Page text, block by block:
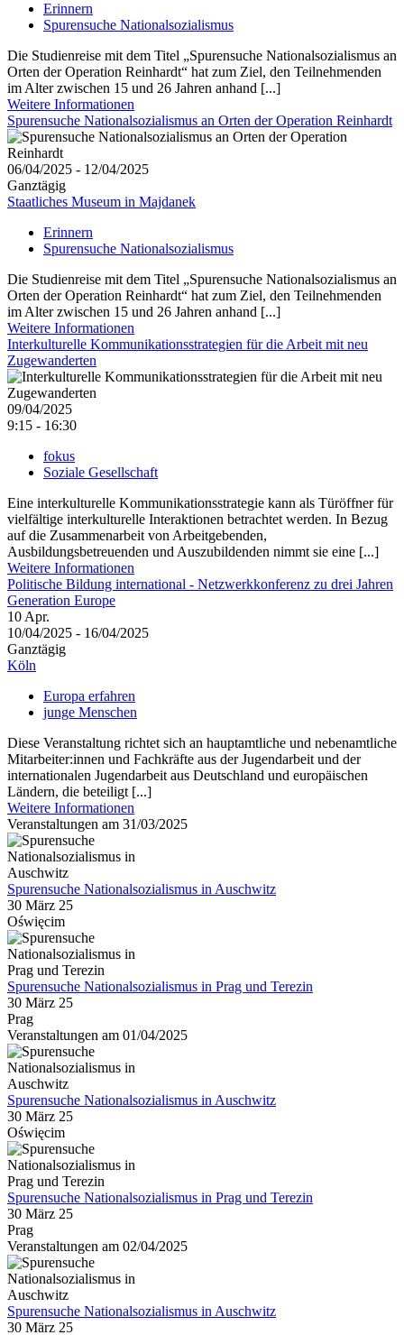
Erinnern
Spurensuche Nationalsozialismus
Die Studienreise mit dem Titel „Spurensuche Nationalsozialismus an
Orten der Operation Reinhardt“ hat zum Ziel, den Teilnehmenden
im Alter zwischen 15 und 26 Jahren anhand [...]
Weitere Informationen
Spurensuche Nationalsozialismus an Orten der Operation Reinhardt
06/04/2025 - 12/04/2025
Ganztägig
Staatliches Museum in Majdanek
Erinnern
Spurensuche Nationalsozialismus
Die Studienreise mit dem Titel „Spurensuche Nationalsozialismus an
Orten der Operation Reinhardt“ hat zum Ziel, den Teilnehmenden
im Alter zwischen 15 und 26 Jahren anhand [...]
Weitere Informationen
Interkulturelle Kommunikationsstrategien für die Arbeit mit neu
Zugewanderten
09/04/2025
9:15 - 16:30
fokus
Soziale Gesellschaft
Eine interkulturelle Kommunikationsstrategie kann als Türöffner für
vielfältige interkulturelle Interaktionen betrachtet werden. In Bezug
auf die Zusammenarbeit von Arbeitgebenden,
Ausbildungsbetreuenden und Auszubildenden nimmt sie eine [...]
Weitere Informationen
Politische Bildung international - Netzwerkkonferenz zu drei Jahren
Generation Europe
10 Apr.
10/04/2025 - 16/04/2025
Ganztägig
Köln
Europa erfahren
junge Menschen
Diese Veranstaltung richtet sich an hauptamtliche und nebenamtliche
Mitarbeiter:innen und Fachkräfte aus der Jugendarbeit und der
internationalen Jugendarbeit aus Deutschland und europäischen
Ländern, die beteiligt [...]
Weitere Informationen
Veranstaltungen am 31/03/2025
Spurensuche Nationalsozialismus in Auschwitz
30 März 25
Oświęcim
Spurensuche Nationalsozialismus in Prag und Terezin
30 März 25
Prag
Veranstaltungen am 01/04/2025
Spurensuche Nationalsozialismus in Auschwitz
30 März 25
Oświęcim
Spurensuche Nationalsozialismus in Prag und Terezin
30 März 25
Prag
Veranstaltungen am 02/04/2025
Spurensuche Nationalsozialismus in Auschwitz
30 März 25